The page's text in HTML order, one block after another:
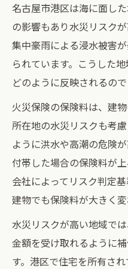
名古屋市港区は海に面し
の影響もあり水災リスク
集中豪雨による浸水被害
られています。こうした
どのように反映されるので
火災保険の保険料は、建
所在地の水災リスクも考
ように洪水や高潮の危険
付帯した場合の保険料が
会社によってリスク判定
建物でも保険料が大きく変
水災リスクが高い地域で
金額を受け取れるように
す。港区で住宅を所有さ